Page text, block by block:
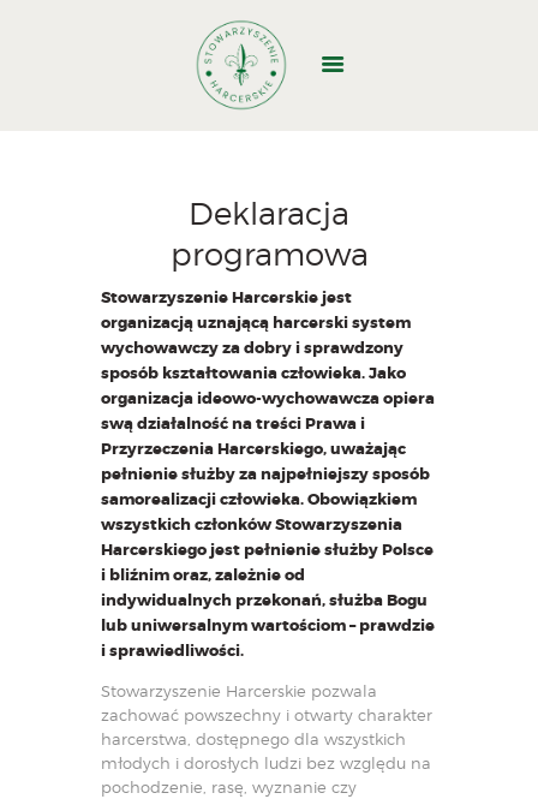
DOŁĄCZ
WYJAZDY
WŁADZE
STRUKTURA
DOKUMENTY
BAZA BIWAKOWA
KONTAKT
1,5%
Deklaracja
programowa
Stowarzyszenie Harcerskie jest
organizacją uznającą harcerski system
wychowawczy za dobry i sprawdzony
sposób kształtowania człowieka. Jako
organizacja ideowo-wychowawcza opiera
swą działalność na treści Prawa i
Przyrzeczenia Harcerskiego, uważając
pełnienie służby za najpełniejszy sposób
samorealizacji człowieka. Obowiązkiem
wszystkich członków Stowarzyszenia
Harcerskiego jest pełnienie służby Polsce
i bliźnim oraz, zależnie od
indywidualnych przekonań, służba Bogu
lub uniwersalnym wartościom – prawdzie
i sprawiedliwości.
Stowarzyszenie Harcerskie pozwala
zachować powszechny i otwarty charakter
harcerstwa, dostępnego dla wszystkich
młodych i dorosłych ludzi bez względu na
pochodzenie, rasę, wyznanie czy